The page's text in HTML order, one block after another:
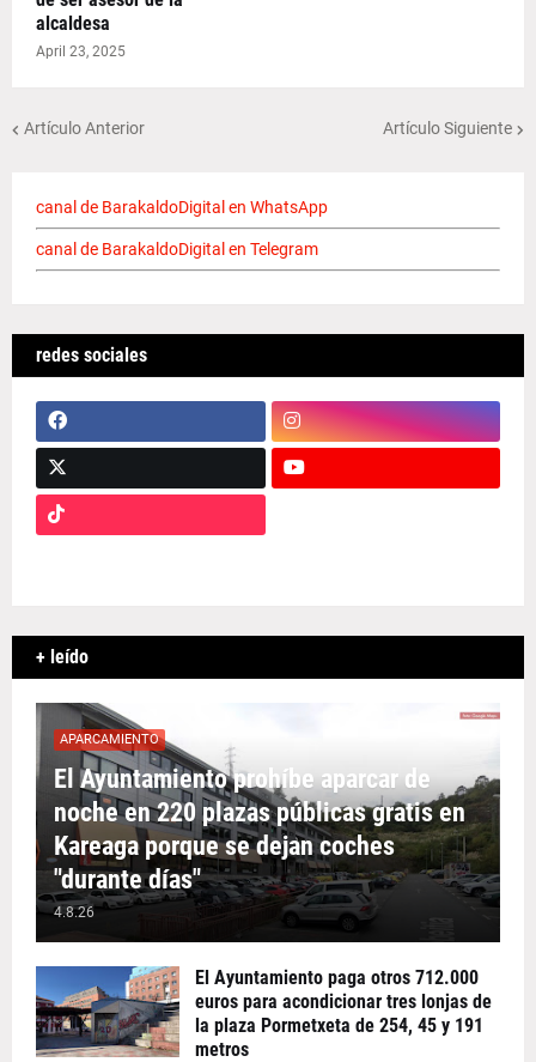
alcaldesa
April 23, 2025
Artículo Anterior Artículo Siguiente
canal de BarakaldoDigital en WhatsApp
canal de BarakaldoDigital en Telegram
redes sociales
+ leído
APARCAMIENTO
El Ayuntamiento prohíbe aparcar de
noche en 220 plazas públicas gratis en
Kareaga porque se dejan coches
"durante días"
4.8.26
El Ayuntamiento paga otros 712.000
euros para acondicionar tres lonjas de
la plaza Pormetxeta de 254, 45 y 191
metros